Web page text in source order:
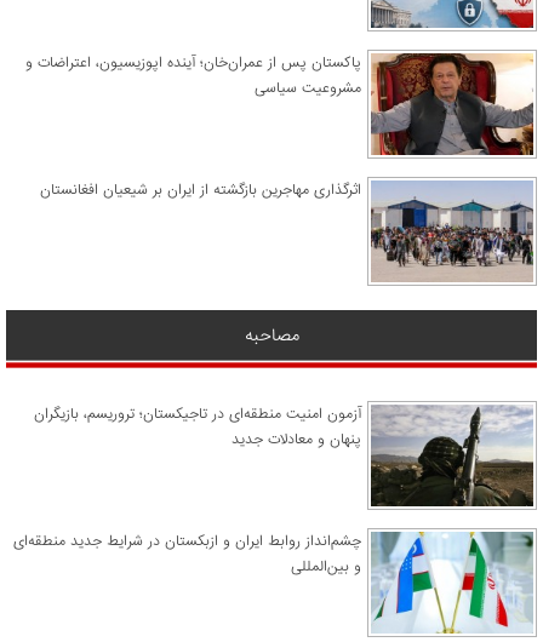
پاکستان پس از عمران‌خان؛ آینده اپوزیسیون، اعتراضات و
مشروعیت سیاسی
اثرگذاری مهاجرین بازگشته از ایران بر شیعیان افغانستان
مصاحبه
آزمون امنیت منطقه‌ای در تاجیکستان؛ تروریسم، بازیگران
پنهان و معادلات جدید
چشم‌انداز روابط ایران و ازبکستان در شرایط جدید منطقه‌ای
و بین‌المللی